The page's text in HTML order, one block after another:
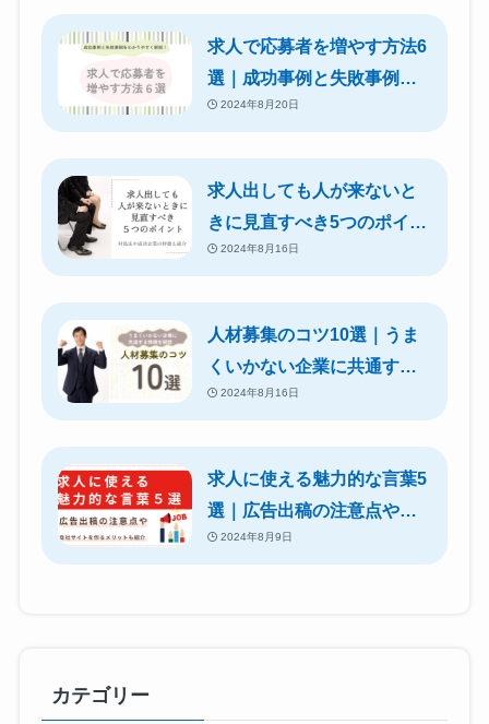
求人で応募者を増やす方法6
選｜成功事例と失敗事例を
わかりやすく解説！
2024年8月20日
求人出しても人が来ないと
きに見直すべき5つのポイン
ト｜対処法や成功企業の特
2024年8月16日
人材募集のコツ10選｜うま
くいかない企業に共通する
特徴を解説
2024年8月16日
求人に使える魅力的な言葉5
選｜広告出稿の注意点や自
社サイトを作るメリットも
2024年8月9日
カテゴリー